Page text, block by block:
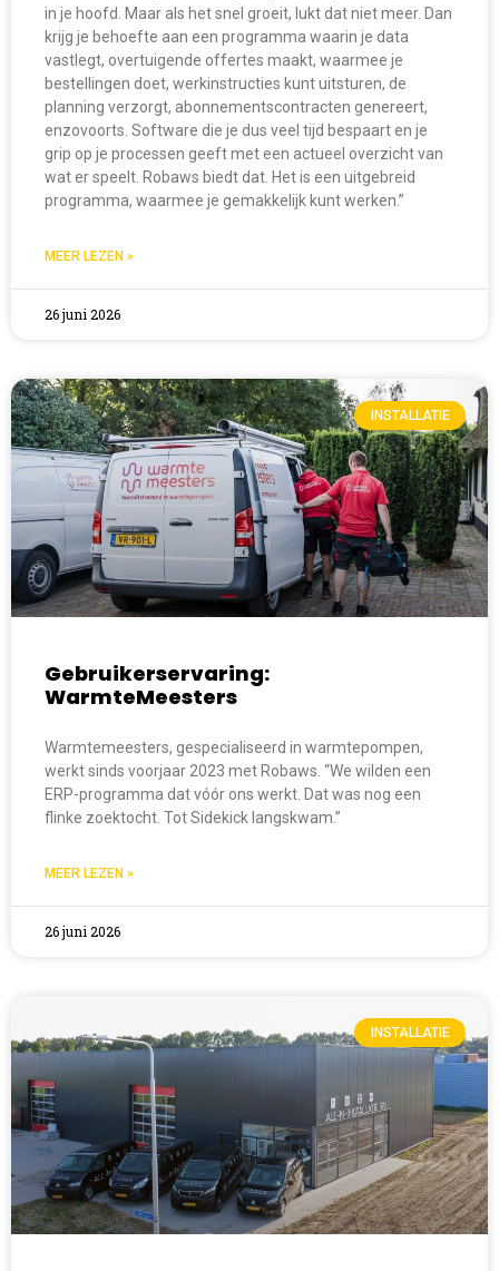
in je hoofd. Maar als het snel groeit, lukt dat niet meer. Dan
krijg je behoefte aan een programma waarin je data
vastlegt, overtuigende offertes maakt, waarmee je
bestellingen doet, werkinstructies kunt uitsturen, de
planning verzorgt, abonnementscontracten genereert,
enzovoorts. Software die je dus veel tijd bespaart en je
grip op je processen geeft met een actueel overzicht van
wat er speelt. Robaws biedt dat. Het is een uitgebreid
programma, waarmee je gemakkelijk kunt werken.”
MEER LEZEN »
26 juni 2026
INSTALLATIE
Gebruikerservaring:
WarmteMeesters
Warmtemeesters, gespecialiseerd in warmtepompen,
werkt sinds voorjaar 2023 met Robaws. “We wilden een
ERP-programma dat vóór ons werkt. Dat was nog een
flinke zoektocht. Tot Sidekick langskwam.”
MEER LEZEN »
26 juni 2026
INSTALLATIE